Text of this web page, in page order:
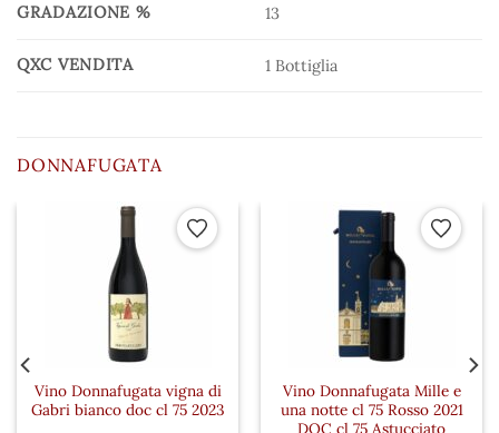
GRADAZIONE % 13
QXC VENDITA 1 Bottiglia
DONNAFUGATA
Aggiungi ai preferiti
Vino Donnafugata vigna di
Gabri bianco doc cl 75 2023
Vino Donnafugata Mille e
una notte cl 75 Rosso 2021
DOC cl 75 Astucciato